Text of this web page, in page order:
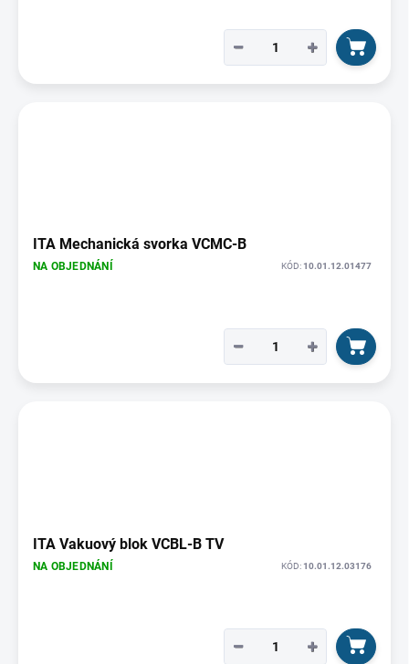
+
−
ITA Mechanická svorka VCMC-B
NA OBJEDNÁNÍ KÓD:10.01.12.01477
+
−
ITA Vakuový blok VCBL-B TV
NA OBJEDNÁNÍ KÓD:10.01.12.03176
+
−